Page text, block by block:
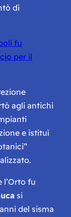
di
fu
per il
agli antichi
e istituì
l’Orto fu
si
del sisma